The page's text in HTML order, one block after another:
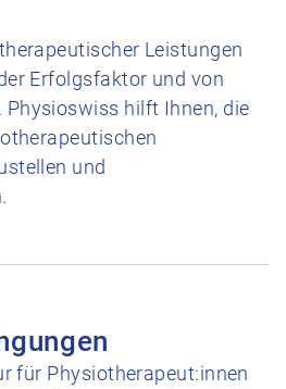
Leistungen
Erfolgsfaktor und von
Physioswiss hilft Ihnen, die
und
für Physiotherapeut:innen